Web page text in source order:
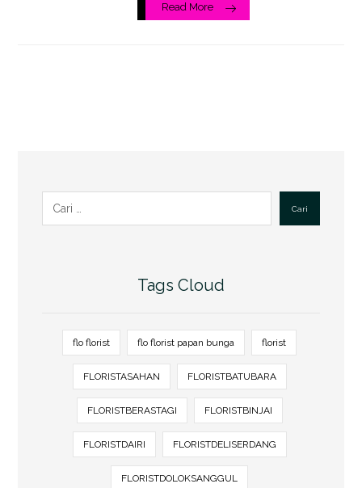
Read More
Cari
Tags Cloud
flo florist flo florist papan bunga florist
FLORISTASAHAN FLORISTBATUBARA
FLORISTBERASTAGI FLORISTBINJAI
FLORISTDAIRI FLORISTDELISERDANG
FLORISTDOLOKSANGGUL